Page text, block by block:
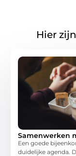
Hier
Samenwerken
Een goede
duidelijke agenda.